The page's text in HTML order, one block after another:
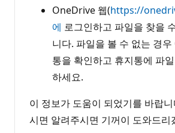
OneDrive 웹(https://
에 로그인하고 파일을 찾을
니다. 파일을 볼 수 없는 경
통을 확인하고 휴지통에 파
하세요.
이 정보가 도움이 되었기를 바랍
시면 알려주시면 기꺼이 도와드리